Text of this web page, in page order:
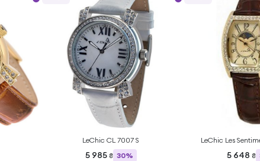
LeChic CL 7007 S
5 985 ₴ 30%
LeChic Les
5 648 ₴